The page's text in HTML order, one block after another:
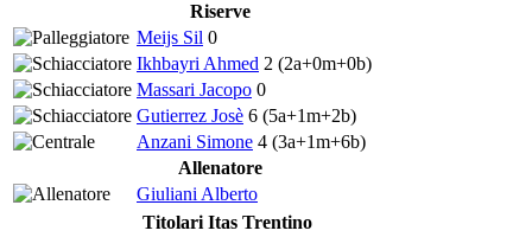
Riserve
Meijs Sil 0
Ikhbayri Ahmed 2 (2a+0m+0b)
Massari Jacopo 0
Gutierrez Josè 6 (5a+1m+2b)
Anzani Simone 4 (3a+1m+6b)
Allenatore
Giuliani Alberto
Titolari Itas Trentino